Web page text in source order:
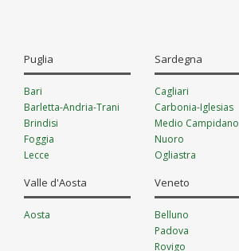
Puglia
Bari
Barletta-Andria-Trani
Brindisi
Foggia
Lecce
Sardegna
Cagliari
Carbonia-Iglesias
Medio Campidano
Nuoro
Ogliastra
Oristano
Sassari
Valle d'Aosta
Aosta
Veneto
Belluno
Padova
Rovigo